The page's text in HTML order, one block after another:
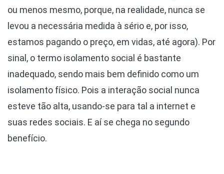
ou menos mesmo, porque, na realidade, nunca se
levou a necessária medida à sério e, por isso,
estamos pagando o preço, em vidas, até agora). Por
sinal, o termo isolamento social é bastante
inadequado, sendo mais bem definido como um
isolamento físico. Pois a interação social nunca
esteve tão alta, usando-se para tal a internet e
suas redes sociais. E aí se chega no segundo
benefício.